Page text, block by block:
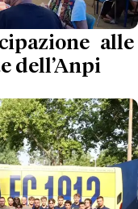
alle
dell’Anpi